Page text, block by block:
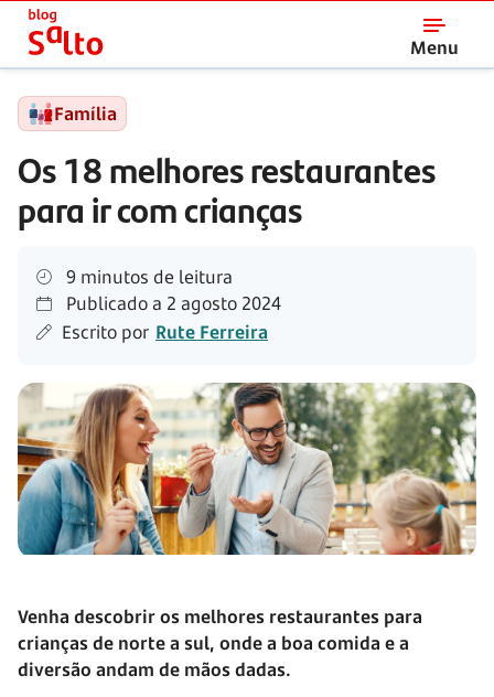
Menu
Salto
Família
Os 18 melhores restaurantes
para ir com crianças
9 minutos de leitura
Publicado a 2 agosto 2024
Escrito por Rute Ferreira
Venha descobrir os melhores restaurantes para
crianças de norte a sul, onde a boa comida e a
diversão andam de mãos dadas.